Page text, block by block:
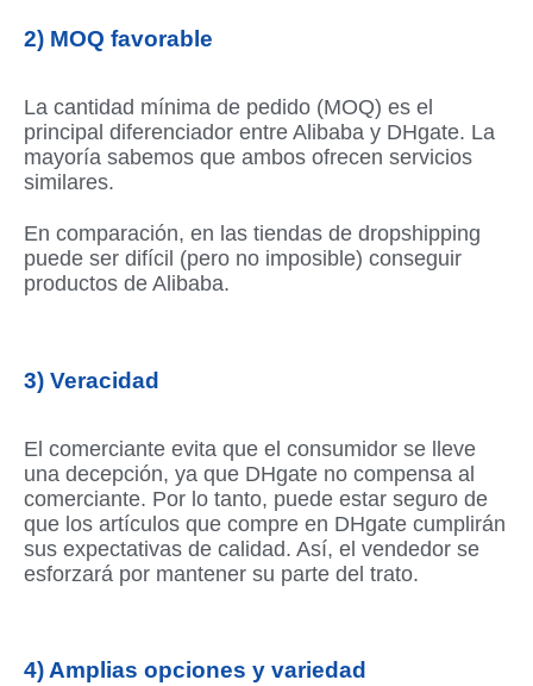
2) MOQ favorable
La cantidad mínima de pedido (MOQ) es el
principal diferenciador entre Alibaba y DHgate. La
mayoría sabemos que ambos ofrecen servicios
similares.
En comparación, en las tiendas de dropshipping
puede ser difícil (pero no imposible) conseguir
productos de Alibaba.
3) Veracidad
El comerciante evita que el consumidor se lleve
una decepción, ya que DHgate no compensa al
comerciante. Por lo tanto, puede estar seguro de
que los artículos que compre en DHgate cumplirán
sus expectativas de calidad. Así, el vendedor se
esforzará por mantener su parte del trato.
4) Amplias opciones y variedad